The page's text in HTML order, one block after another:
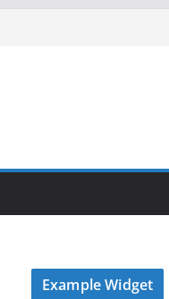
Example Widget